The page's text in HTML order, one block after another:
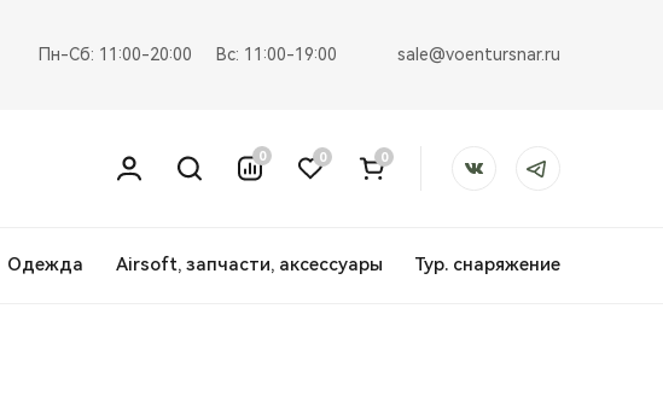
Пн-Сб: 11:00-20:00 Вс: 11:00-19:00 sale@voentursnar.ru
0 0 0
Одежда Airsoft, запчасти, аксессуары Тур. снаряжение